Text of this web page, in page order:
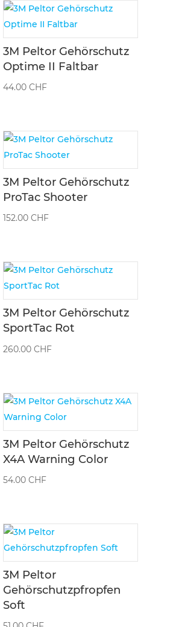
3M Peltor Gehörschutz
Optime II Faltbar
44.00 CHF
3M Peltor Gehörschutz
ProTac Shooter
152.00 CHF
3M Peltor Gehörschutz
SportTac Rot
260.00 CHF
3M Peltor Gehörschutz
X4A Warning Color
54.00 CHF
3M Peltor
Gehörschutzpfropfen
Soft